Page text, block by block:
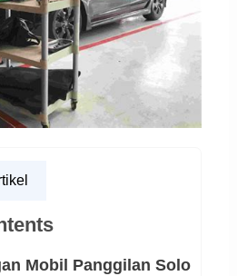
Mobil Panggilan Solo